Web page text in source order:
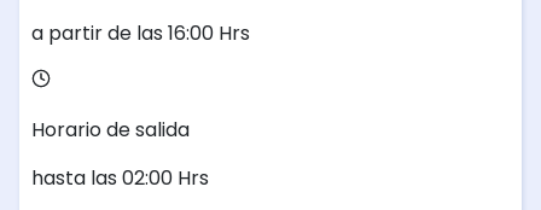
a partir de las 16:00 Hrs
Horario de salida
hasta las 02:00 Hrs